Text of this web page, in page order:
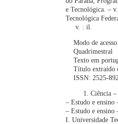
e Tecnológica. –
Tecnológica
v. : il.
Modo de
Quadrimestral
Texto em
Título extraído
ISSN: 2525-
1. Ciência –
– Estudo e
– Estudo e ensino
I. Universidade